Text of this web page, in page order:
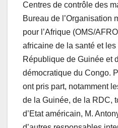
Centres de contrôle des
Bureau de l’Organisation
pour l’Afrique (OMS/
africaine de la santé et
République de Guinée et
démocratique du Congo.
ont pris part, notamment
de la Guinée, de la RDC,
d’Etat américain, M.